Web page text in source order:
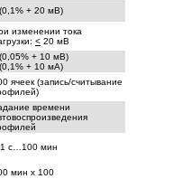
+ 20 мВ)
изменении тока
< 20 мВ
+ 10 мВ)
+ 10 мА)
ячеек (запись/считывание
времени
с…100 мин
мин x 100